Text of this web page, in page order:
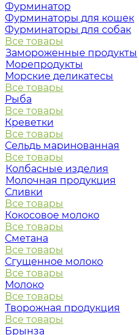
Фурминатор
Фурминаторы для кошек
Фурминаторы для собак
Все товары
Замороженные продукты
Морепродукты
Морские деликатесы
Все товары
Рыба
Все товары
Креветки
Все товары
Сельдь маринованная
Все товары
Колбасные изделия
Молочная продукция
Сливки
Все товары
Кокосовое молоко
Все товары
Сметана
Все товары
Сгущенное молоко
Все товары
Молоко
Все товары
Творожная продукция
Все товары
Брынза